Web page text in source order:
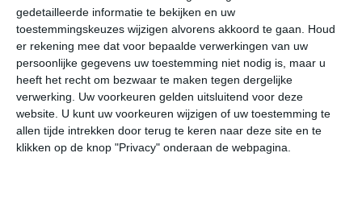
gedetailleerde informatie te bekijken en uw
toestemmingskeuzes wijzigen alvorens akkoord te gaan.
Houd
er rekening mee dat voor bepaalde verwerkingen van uw
persoonlijke gegevens uw toestemming niet nodig is, maar u
heeft het recht om bezwaar te maken tegen dergelijke
verwerking. Uw voorkeuren gelden uitsluitend voor deze
website. U kunt uw voorkeuren wijzigen of uw toestemming te
allen tijde intrekken door terug te keren naar deze site en te
klikken op de knop "Privacy" onderaan de webpagina.
01:00 04:00 07:00 10:00 13:00
01:00 04:00 07:00 10:00 13:00